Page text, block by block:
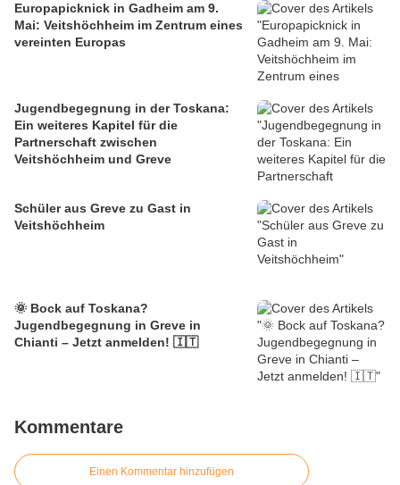
Europapicknick in Gadheim am 9.
Mai: Veitshöchheim im Zentrum eines
vereinten Europas
Jugendbegegnung in der Toskana:
Ein weiteres Kapitel für die
Partnerschaft zwischen
Veitshöchheim und Greve
Schüler aus Greve zu Gast in
Veitshöchheim
🌞 Bock auf Toskana?
Jugendbegegnung in Greve in
Chianti – Jetzt anmelden! 🇮🇹
Kommentare
Einen Kommentar hinzufügen